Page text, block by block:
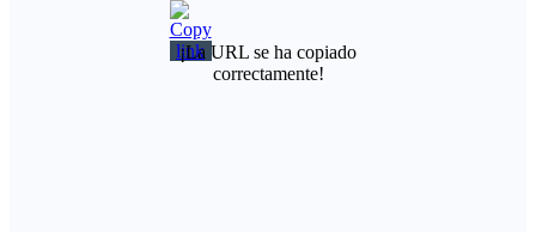
¡La URL se ha copiado
correctamente!